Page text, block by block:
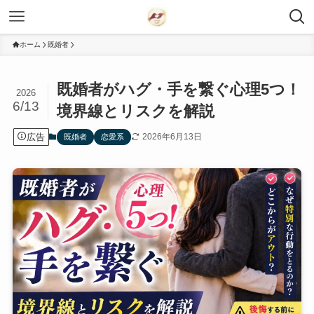
ホーム 既婚者
既婚者がハグ・手を繋ぐ心理5つ！
境界線とリスクを解説
2026
6/13
広告 既婚者 恋愛系 2026年6月13日